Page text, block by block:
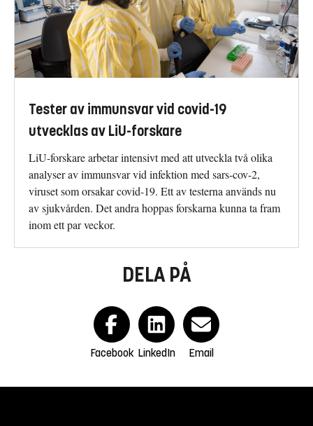
Tester av immunsvar vid covid-19
utvecklas av LiU-forskare
LiU-forskare arbetar intensivt med att utveckla två olika
analyser av immunsvar vid infektion med sars-cov-2,
viruset som orsakar covid-19. Ett av testerna används nu
av sjukvården. Det andra hoppas forskarna kunna ta fram
inom ett par veckor.
DELA PÅ
Facebook LinkedIn Email